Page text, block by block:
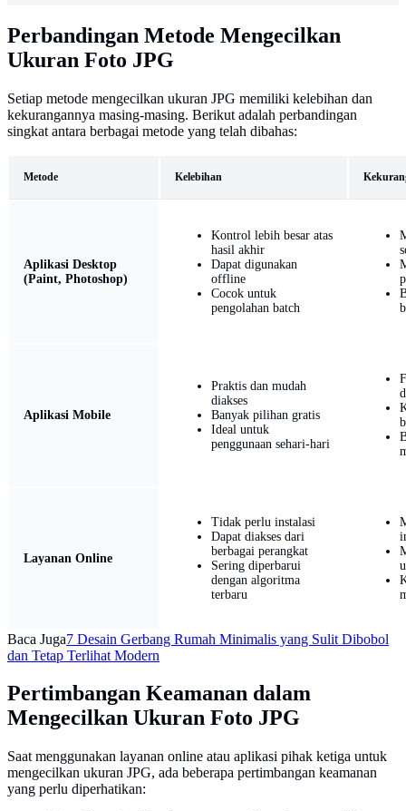
Perbandingan Metode Mengecilkan
Ukuran Foto JPG
Setiap metode mengecilkan ukuran JPG memiliki kelebihan dan
kekurangannya masing-masing. Berikut adalah perbandingan
singkat antara berbagai metode yang telah dibahas:
Metode Kelebihan
Aplikasi Desktop
(Paint, Photoshop)
Kontrol lebih besar atas
hasil akhir
Dapat digunakan
offline
Cocok untuk
pengolahan batch
Aplikasi Mobile
Praktis dan mudah
diakses
Banyak pilihan gratis
Ideal untuk
penggunaan sehari-hari
Layanan Online
Tidak perlu instalasi
Dapat diakses dari
berbagai perangkat
Sering diperbarui
dengan algoritma
terbaru
Baca Juga7 Desain Gerbang Rumah Minimalis yang Sulit Dibobol
dan Tetap Terlihat Modern
Pertimbangan Keamanan dalam
Mengecilkan Ukuran Foto JPG
Saat menggunakan layanan online atau aplikasi pihak ketiga untuk
mengecilkan ukuran JPG, ada beberapa pertimbangan keamanan
yang perlu diperhatikan: